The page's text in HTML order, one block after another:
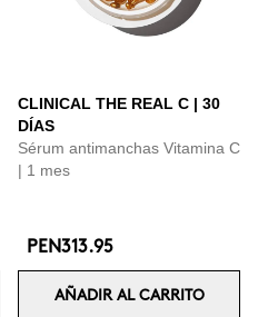
CLINICAL THE REAL C | 30
DÍAS
Sérum antimanchas Vitamina C
| 1 mes
PEN313.95
AÑADIR AL CARRITO